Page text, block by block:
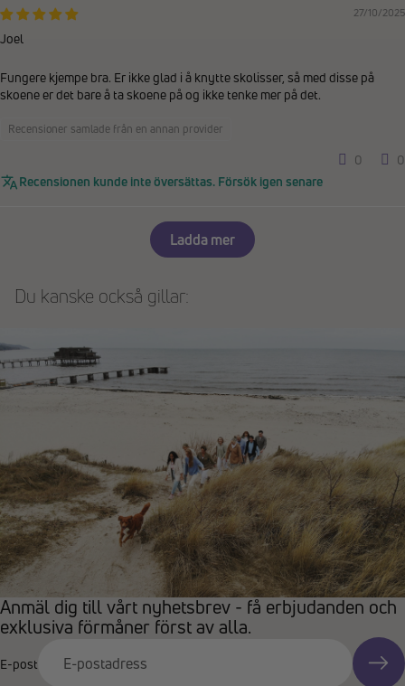
27/10/2025
Joel
Fungere kjempe bra. Er ikke glad i å knytte skolisser, så med disse på
skoene er det bare å ta skoene på og ikke tenke mer på det.
Recensioner samlade från en annan provider
0
0
Recensionen kunde inte översättas. Försök igen senare
Ladda mer
Du kanske också gillar:
Anmäl dig till vårt nyhetsbrev - få erbjudanden och
exklusiva förmåner först av alla.
E-post